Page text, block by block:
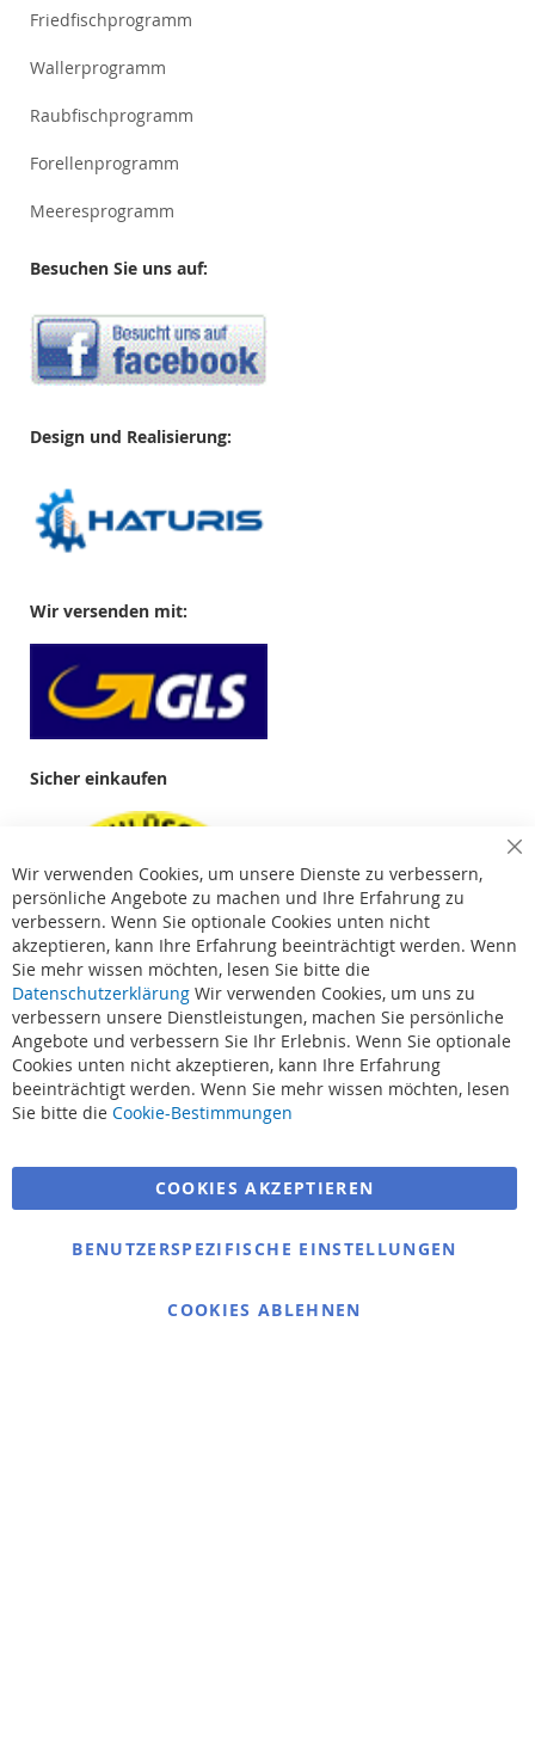
Friedfischprogramm
Wallerprogramm
Raubfischprogramm
Forellenprogramm
Meeresprogramm
Besuchen Sie uns auf:
Design und Realisierung:
Wir versenden mit:
Sicher einkaufen
Suchbegriffe
Bestellungen und Rücksendungen
Kontaktieren Sie uns
Cookie Einstellungen
Wir verwenden Cookies, um unsere Dienste zu verbessern,
persönliche Angebote zu machen und Ihre Erfahrung zu
verbessern. Wenn Sie optionale Cookies unten nicht
akzeptieren, kann Ihre Erfahrung beeinträchtigt werden. Wenn
Sie mehr wissen möchten, lesen Sie bitte die
Datenschutzerklärung Wir verwenden Cookies, um uns zu
verbessern unsere Dienstleistungen, machen Sie persönliche
Angebote und verbessern Sie Ihr Erlebnis. Wenn Sie optionale
Cookies unten nicht akzeptieren, kann Ihre Erfahrung
beeinträchtigt werden. Wenn Sie mehr wissen möchten, lesen
Sie bitte die Cookie-Bestimmungen
COOKIES AKZEPTIEREN
BENUTZERSPEZIFISCHE EINSTELLUNGEN
COOKIES ABLEHNEN